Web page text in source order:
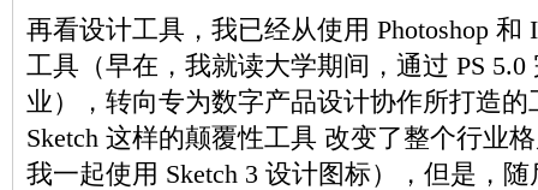
再看设计工具，我已经从使用 Photoshop 和
工具（早在，我就读大学期间，通过 PS 5.0
业），转向专为数字产品设计协作所打造
Sketch 这样的颠覆性工具 改变了整个行业
我一起使用 Sketch 3 设计图标），但是，